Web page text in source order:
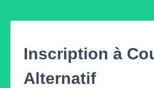
Inscription à
Alternatif